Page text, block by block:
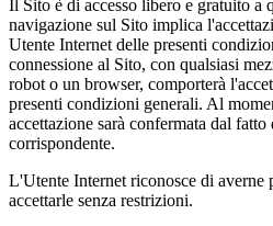
Il Sito è di accesso libero e gratuito a
navigazione sul Sito implica
Utente Internet delle presenti
connessione al Sito, con qualsiasi
robot o un browser, comporterà
presenti condizioni generali. Al
accettazione sarà confermata dal fatto
corrispondente.
L'Utente Internet riconosce di averne
accettarle senza restrizioni.